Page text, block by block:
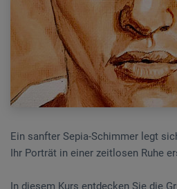
Ein sanfter Sepia-Schimmer legt
Ihr Porträt in einer zeitlosen Ruhe
In diesem Kurs entdecken Sie die